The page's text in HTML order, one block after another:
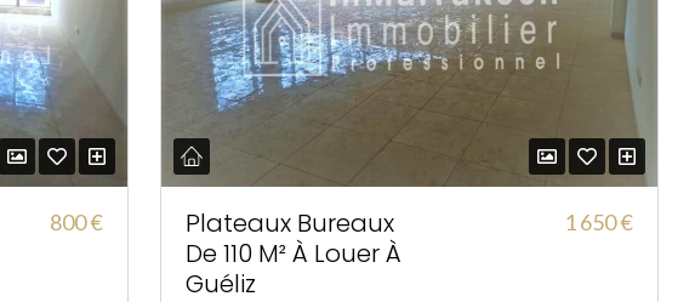
800 €
Plateaux Bureaux
De 110 M² À Louer À
Guéliz
1 650 €